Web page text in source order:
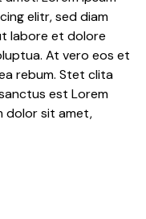
elitr, sed diam
labore et dolore
At vero eos et
rebum. Stet clita
est Lorem
dolor sit amet,